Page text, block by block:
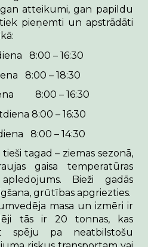
atteikumi, gan papildu
pieņemti un apstrādāti
8:00 – 16:30
8:00 – 18:30
8:00 – 16:30
8:00 – 16:30
8:00 – 14:30
tagad – ziemas sezonā,
gaisa temperatūras
Bieži gadās
grūtības apgriezties.
masa un izmēri ir
tās ir 20 tonnas, kas
spēju pa neatbilstošu